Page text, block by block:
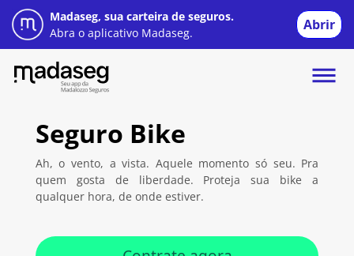
Madaseg, sua carteira de seguros.
Abra o aplicativo Madaseg.
Abrir
Seguro Bike
Ah, o vento, a vista. Aquele momento só seu. Pra
quem gosta de liberdade.
Proteja sua bike a
qualquer hora, de onde estiver.